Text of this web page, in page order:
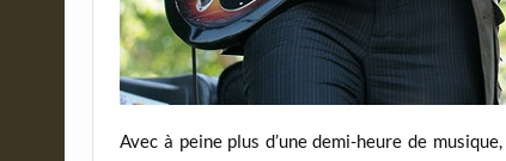
Avec à peine plus d’une demi-heure de